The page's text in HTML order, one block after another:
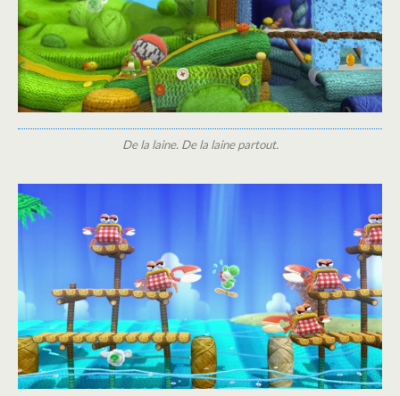
De la laine. De la laine partout.